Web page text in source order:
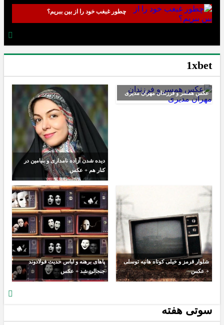
چطور غبغب خود را از بین ببریم؟
1xbet
عکس همسر و فرزندان مهران مدیری
دیده شدن آزاده نامداری و بنیامین در
کنار هم + عکس
شلوار قرمز و خیلی کوتاه هانیه توسلی
+ عکس
پاهای برهنه و لباس حدیث فولادوند
جنجالی شد + عکس
سوتی هفته